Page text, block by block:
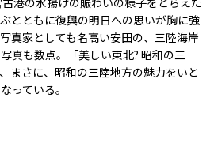
とともに復興の明日への思いが胸に強
真家としても名高い安田の、三陸海岸
真も数点。「美しい東北? 昭和の三
まさに、昭和の三陸地方の魅力をいと
っている。